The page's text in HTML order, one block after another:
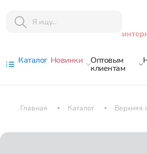
Каталог Новинки Оптовым
клиентам
Главная Каталог Верхняя